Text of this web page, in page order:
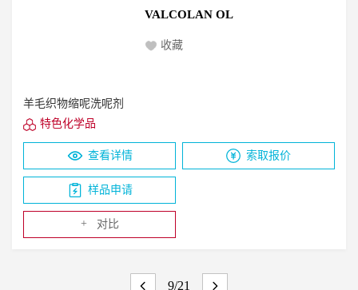
VALCOLAN OL
收藏
羊毛织物缩呢洗呢剂
特色化学品
查看详情 索取报价
样品申请
+ 对比
9/21